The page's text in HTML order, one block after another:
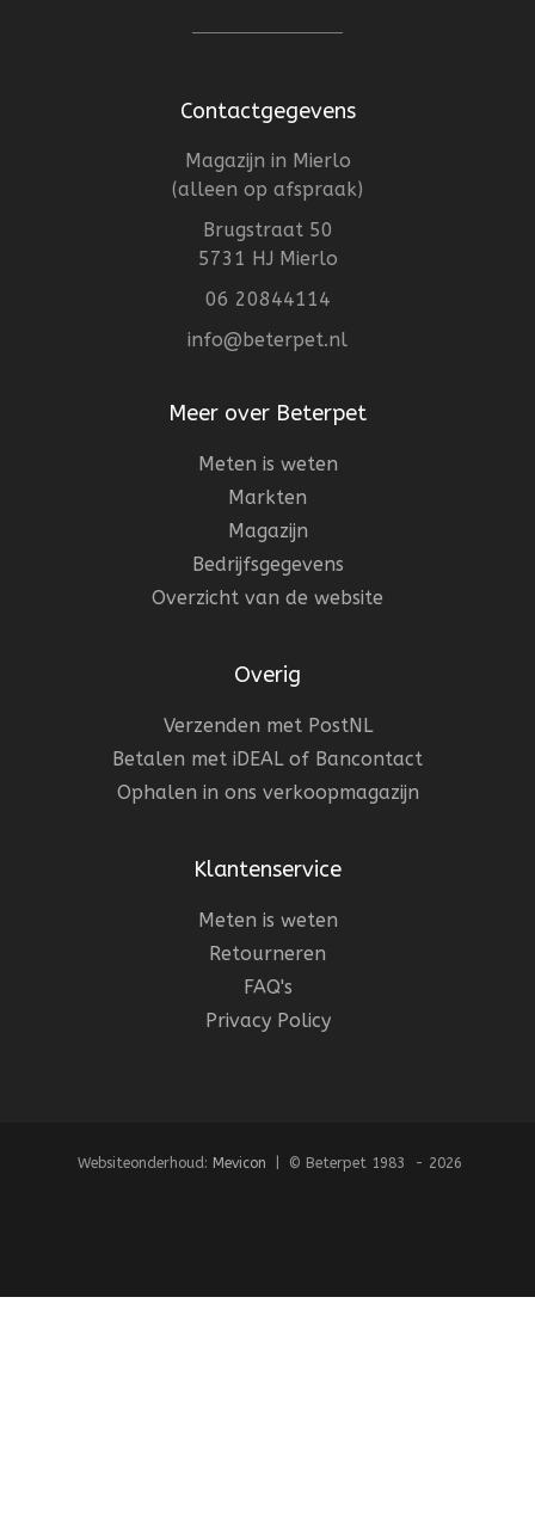
Contactgegevens
Magazijn in Mierlo
(alleen op afspraak)
Brugstraat 50
5731 HJ Mierlo
06 20844114
info@beterpet.nl
Meer over Beterpet
Meten is weten
Markten
Magazijn
Bedrijfsgegevens
Overzicht van de website
Overig
Verzenden met PostNL
Betalen met iDEAL of Bancontact
Ophalen in ons verkoopmagazijn
Klantenservice
Meten is weten
Retourneren
FAQ's
Privacy Policy
Websiteonderhoud: Mevicon | © Beterpet 1983 - 2026